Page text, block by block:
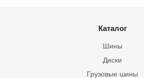
Каталог
Шины
Грузовые шины
Диски